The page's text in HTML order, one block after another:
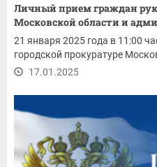
Личный прием граждан
Московской области и
21 января 2025 года в 11:00
городской прокуратуре
17.01.2025